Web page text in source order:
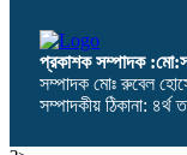
প্রকাশক সম্পাদক
সম্পাদক মোঃ রুবেল
সম্পাদকীয় ঠিকানা: ৪র্থ